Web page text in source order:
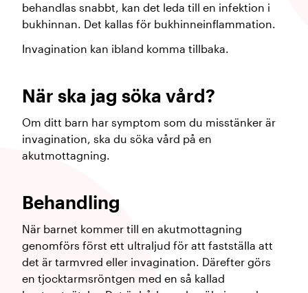
behandlas snabbt, kan det leda till en infektion i
bukhinnan. Det kallas för bukhinneinflammation.
Invagination kan ibland komma tillbaka.
När ska jag söka vård?
Om ditt barn har symptom som du misstänker är
invagination, ska du söka vård på en
akutmottagning.
Behandling
När barnet kommer till en akutmottagning
genomförs först ett ultraljud för att fastställa att
det är tarmvred eller invagination. Därefter görs
en tjocktarmsröntgen med en så kallad